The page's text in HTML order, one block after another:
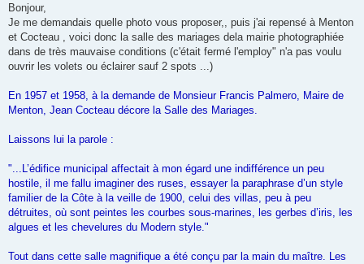
s
Bonjour,
Je me demandais quelle photo vous proposer,, puis j'ai repensé à Menton
et Cocteau , voici donc la salle des mariages dela mairie photographiée
dans de très mauvaise conditions (c'était fermé l'employ" n'a pas voulu
ouvrir les volets ou éclairer sauf 2 spots ...)
En 1957 et 1958, à la demande de Monsieur Francis Palmero, Maire de
Menton, Jean Cocteau décore la Salle des Mariages.
Laissons lui la parole :
"...L’édifice municipal affectait à mon égard une indifférence un peu
hostile, il me fallu imaginer des ruses, essayer la paraphrase d’un style
familier de la Côte à la veille de 1900, celui des villas, peu à peu
détruites, où sont peintes les courbes sous-marines, les gerbes d’iris, les
algues et les chevelures du Modern style."
Tout dans cette salle magnifique a été conçu par la main du maître. Les